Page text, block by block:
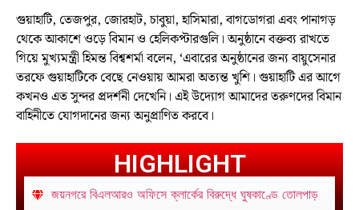
গুয়াহাটি, তেজপুর, জোরহাট, চাবুয়া, হাসিমারা, বাগডোগরা এবং পানাগড়
থেকে আকাশে ওড়ে বিমান ও হেলিকপ্টারগুলি। অনুষ্ঠানে বক্তব্য রাখতে
গিয়ে মুখ্যমন্ত্রী হিমন্ত বিশ্বশর্মা বলেন, ‘এবারের অনুষ্ঠানের জন্য বায়ুসেনার
তরফে গুয়াহাটিকে বেছে নেওয়ায় আমরা অত্যন্ত খুশি। গুয়াহাটি এর আগে
কখনও এত সুন্দর প্রদর্শনী দেখেনি। এই উদ্যোগ আমাদের তরুণদের বিমান
বাহিনীতে যোগদানের জন্য অনুপ্রাণিত করবে।
HIGHLIGHT
জয়নগরে বিএলআরও অফিসে ক্লার্কের বিরুদ্ধে ঘুষকাণ্ডে তোলপাড়